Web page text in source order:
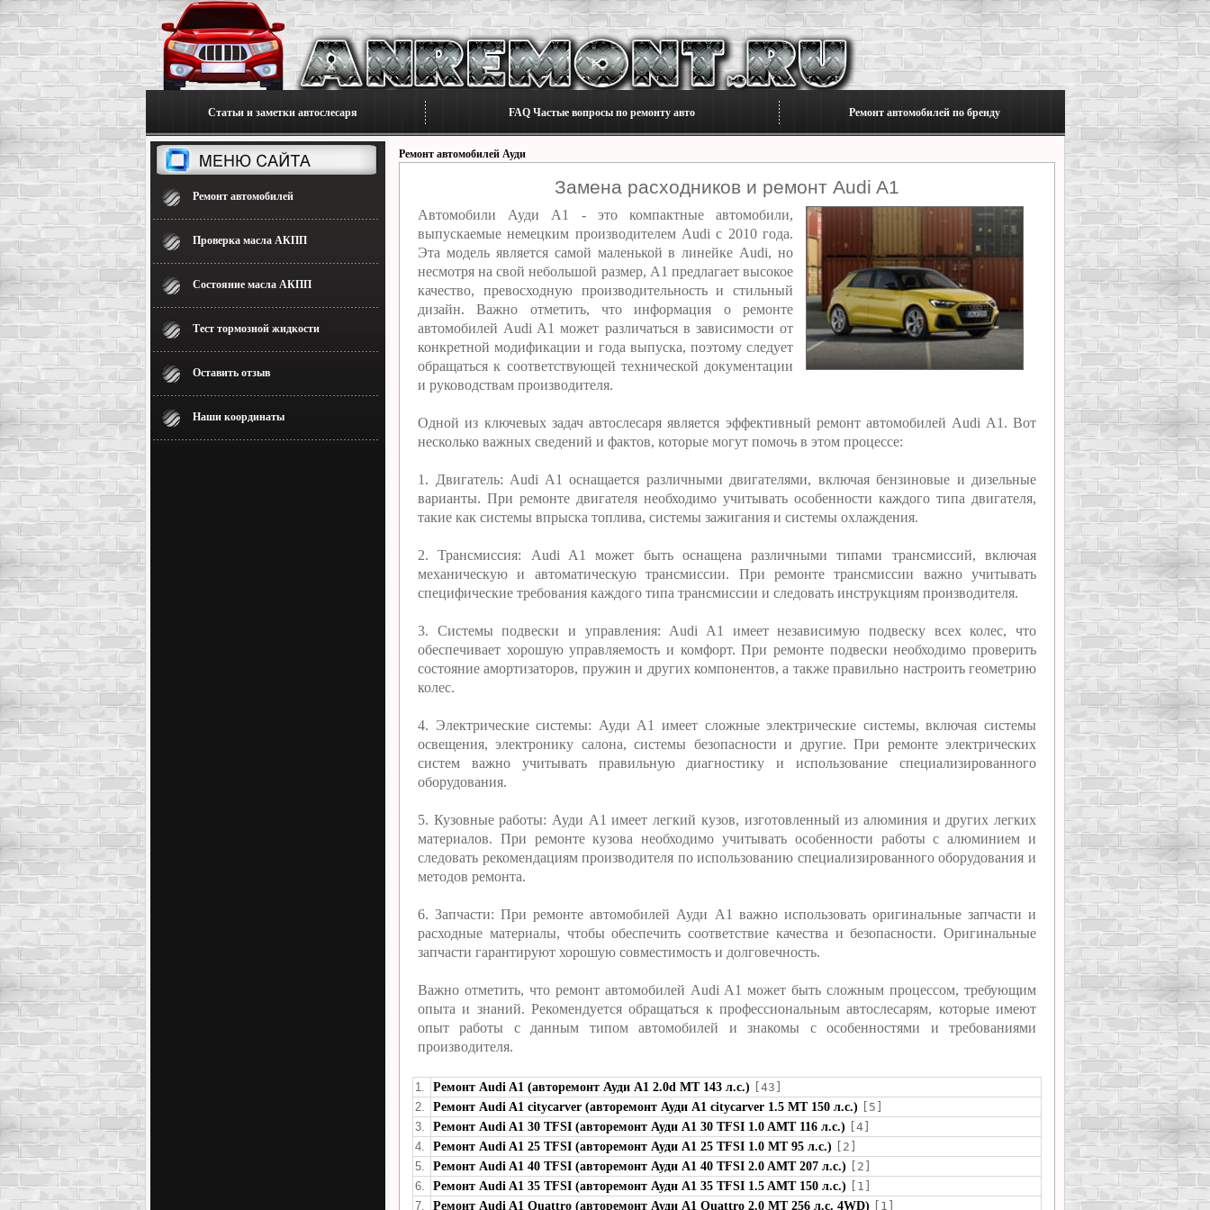
Статьи и заметки автослесаря FAQ Частые вопросы по ремонту авто Ремонт автомобилей по бренду
Ремонт автомобилей
Проверка масла АКПП
Состояние масла АКПП
Тест тормозной жидкости
Оставить отзыв
Наши координаты
Ремонт автомобилей Ауди
Замена расходников и ремонт Audi A1
Автомобили Ауди А1 - это компактные автомобили,
выпускаемые немецким производителем Audi с 2010 года.
Эта модель является самой маленькой в линейке Audi, но
несмотря на свой небольшой размер, А1 предлагает высокое
качество, превосходную производительность и стильный
дизайн. Важно отметить, что информация о ремонте
автомобилей Audi A1 может различаться в зависимости от
конкретной модификации и года выпуска, поэтому следует
обращаться к соответствующей технической документации
и руководствам производителя.
Одной из ключевых задач автослесаря является эффективный ремонт автомобилей Audi A1. Вот
несколько важных сведений и фактов, которые могут помочь в этом процессе:
1. Двигатель: Audi A1 оснащается различными двигателями, включая бензиновые и дизельные
варианты. При ремонте двигателя необходимо учитывать особенности каждого типа двигателя,
такие как системы впрыска топлива, системы зажигания и системы охлаждения.
2. Трансмиссия: Audi A1 может быть оснащена различными типами трансмиссий, включая
механическую и автоматическую трансмиссии. При ремонте трансмиссии важно учитывать
специфические требования каждого типа трансмиссии и следовать инструкциям производителя.
3. Системы подвески и управления: Audi A1 имеет независимую подвеску всех колес, что
обеспечивает хорошую управляемость и комфорт. При ремонте подвески необходимо проверить
состояние амортизаторов, пружин и других компонентов, а также правильно настроить геометрию
колес.
4. Электрические системы: Ауди А1 имеет сложные электрические системы, включая системы
освещения, электронику салона, системы безопасности и другие. При ремонте электрических
систем важно учитывать правильную диагностику и использование специализированного
оборудования.
5. Кузовные работы: Ауди А1 имеет легкий кузов, изготовленный из алюминия и других легких
материалов. При ремонте кузова необходимо учитывать особенности работы с алюминием и
следовать рекомендациям производителя по использованию специализированного оборудования и
методов ремонта.
6. Запчасти: При ремонте автомобилей Ауди А1 важно использовать оригинальные запчасти и
расходные материалы, чтобы обеспечить соответствие качества и безопасности. Оригинальные
запчасти гарантируют хорошую совместимость и долговечность.
Важно отметить, что ремонт автомобилей Audi A1 может быть сложным процессом, требующим
опыта и знаний. Рекомендуется обращаться к профессиональным автослесарям, которые имеют
опыт работы с данным типом автомобилей и знакомы с особенностями и требованиями
производителя.
1. Ремонт Audi A1 (авторемонт Ауди A1 2.0d MT 143 л.с.)
[43]
2.
Ремонт Audi A1 citycarver (авторемонт Ауди A1 citycarver 1.5 MT 150 л.с.)
[5]
3.
Ремонт Audi A1 30 TFSI (авторемонт Ауди A1 30 TFSI 1.0 AMT 116 л.с.)
[4]
4.
Ремонт Audi A1 25 TFSI (авторемонт Ауди A1 25 TFSI 1.0 MT 95 л.с.)
[2]
5.
Ремонт Audi A1 40 TFSI (авторемонт Ауди A1 40 TFSI 2.0 AMT 207 л.с.)
[2]
6.
Ремонт Audi A1 35 TFSI (авторемонт Ауди A1 35 TFSI 1.5 AMT 150 л.с.)
[1]
7.
Ремонт Audi A1 Quattro (авторемонт Ауди A1 Quattro 2.0 MT 256 л.с. 4WD) [1]